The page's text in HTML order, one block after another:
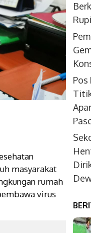
masyarakat
rumah
virus